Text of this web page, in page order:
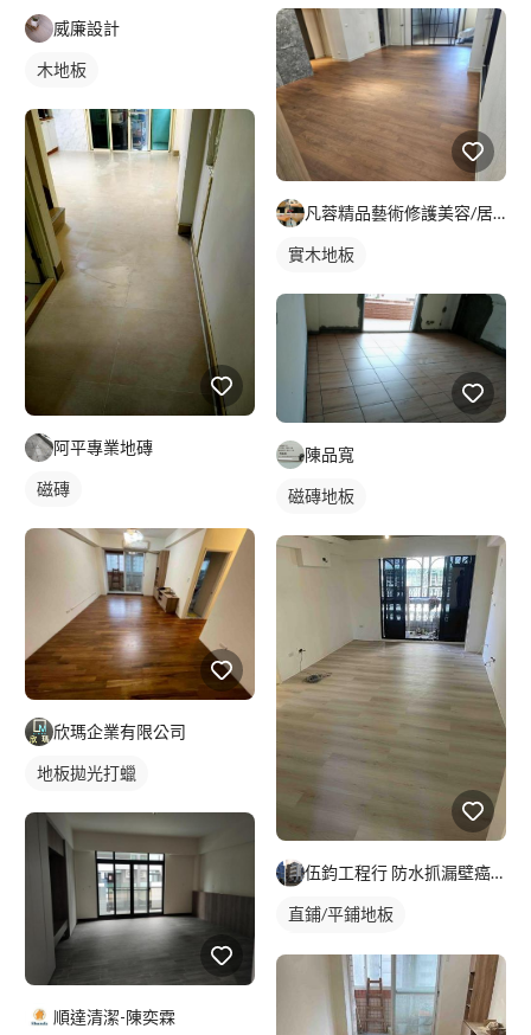
威廉設計
木地板
阿平專業地磚
磁磚
欣瑪企業有限公司
地板拋光打蠟
順達清潔-陳奕霖
凡蓉精品藝術修護美容/居家店面裝璜瑕疵舊翻新/傢俱皮件精品美
實木地板
陳品寬
磁磚地板
伍鈞工程行 防水抓漏壁癌找我
直鋪/平鋪地板
塑膠地板成品